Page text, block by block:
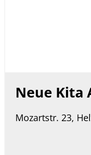
Neue Kita
Mozartstr. 23,